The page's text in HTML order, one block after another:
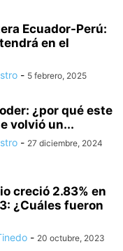
Ecuador-Perú:
en el
- 5 febrero, 2025
¿por qué este
volvió un...
- 27 diciembre, 2024
creció 2.83% en
¿Cuáles fueron
- 20 octubre, 2023